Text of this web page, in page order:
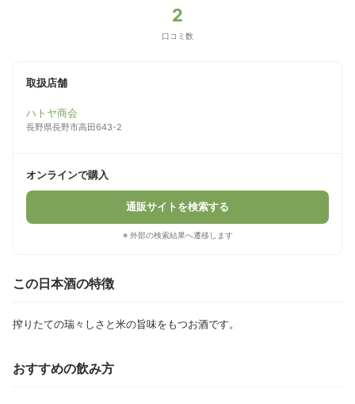
2
口コミ数
取扱店舗
ハトヤ商会
長野県長野市高田643-2
オンラインで購入
通販サイトを検索する
※ 外部の検索結果へ遷移します
この日本酒の特徴
搾りたての瑞々しさと米の旨味をもつお酒です。
おすすめの飲み方